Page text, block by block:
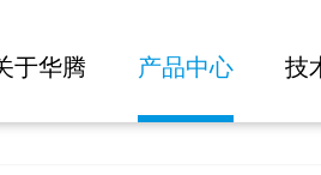
于华腾 产品中心 技
1H-indole-3-carbaldehyde